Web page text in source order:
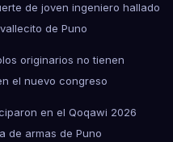
de joven ingeniero hallado
de Puno
originarios no tienen
el nuevo congreso
en el Qoqawi 2026
de armas de Puno